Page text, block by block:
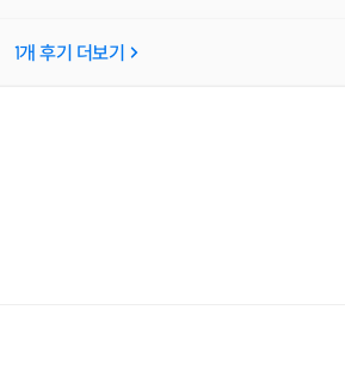
1개 후기 더보기